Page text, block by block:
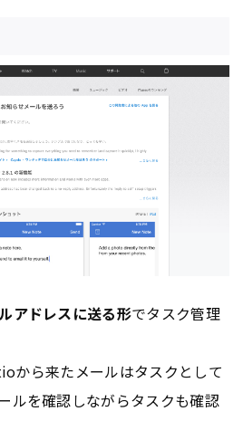
アドレスに送る形でタスク管理
から来たメールはタスクとして
ルを確認しながらタスクも確認